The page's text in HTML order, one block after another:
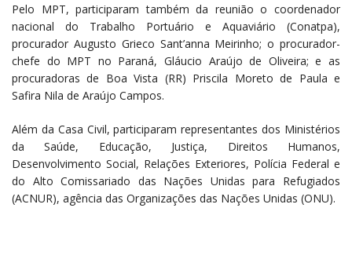
Pelo MPT, participaram também da reunião o coordenador
nacional do Trabalho Portuário e Aquaviário (Conatpa),
procurador Augusto Grieco Sant’anna Meirinho; o procurador-
chefe do MPT no Paraná, Gláucio Araújo de Oliveira; e as
procuradoras de Boa Vista (RR) Priscila Moreto de Paula e
Safira Nila de Araújo Campos.
Além da Casa Civil, participaram representantes dos Ministérios
da Saúde, Educação, Justiça, Direitos Humanos,
Desenvolvimento Social, Relações Exteriores, Polícia Federal e
do Alto Comissariado das Nações Unidas para Refugiados
(ACNUR), agência das Organizações das Nações Unidas (ONU).